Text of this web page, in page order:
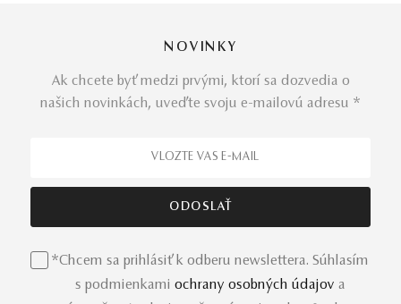
NOVINKY
Ak chcete byť medzi prvými, ktorí sa dozvedia o
našich novinkách, uveďte svoju e-mailovú adresu *
*Chcem sa prihlásiť k odberu newslettera. Súhlasím
s podmienkami ochrany osobných údajov a